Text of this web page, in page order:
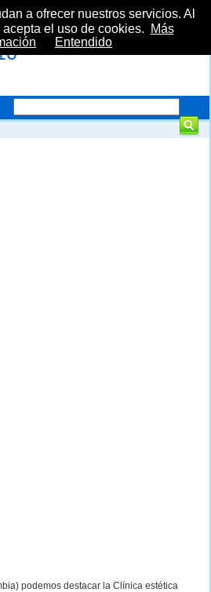
podemos destacar la Clínica estética
a ofrecer nuestros servicios. Al
el uso de cookies.
Más
Entendido